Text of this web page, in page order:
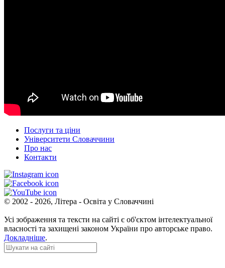
Послуги та ціни
Університети Словаччини
Про нас
Контакти
© 2002 - 2026, Літера - Освіта у Словаччині
Усі зображення та тексти на сайті є об'єктом інтелектуальної
власності та захищені законом України про авторське право.
Докладніше.